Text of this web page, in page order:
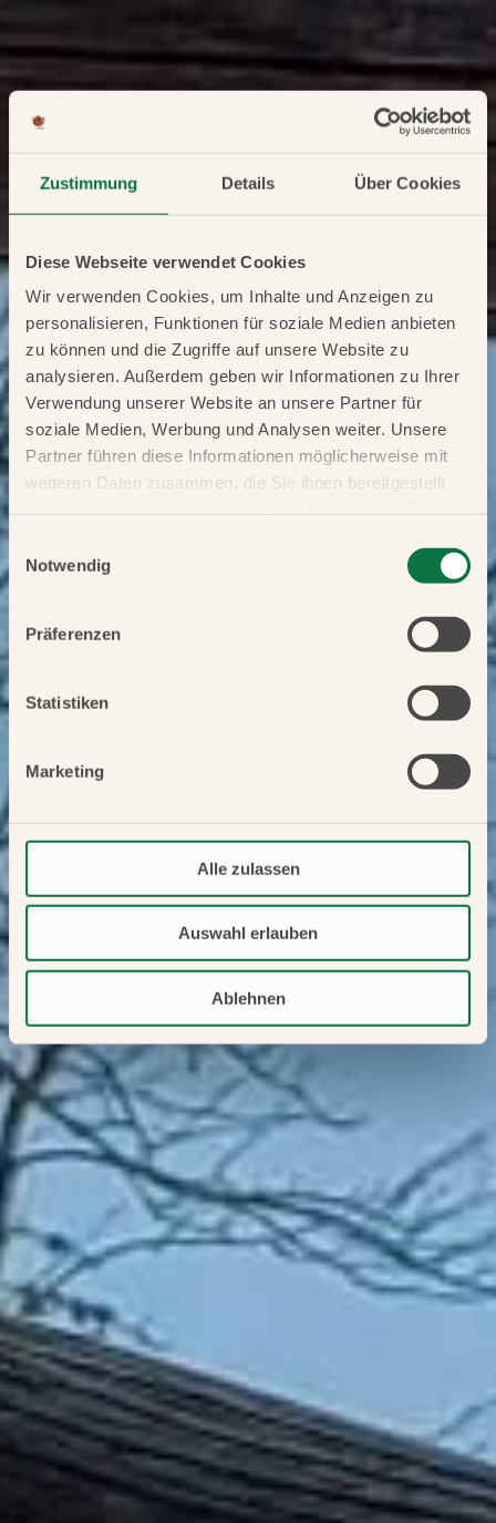
Zustimmung Details Über Cookies
Diese Webseite verwendet Cookies
Wir verwenden Cookies, um Inhalte und Anzeigen zu
personalisieren, Funktionen für soziale Medien anbieten
zu können und die Zugriffe auf unsere Website zu
analysieren. Außerdem geben wir Informationen zu Ihrer
Verwendung unserer Website an unsere Partner für
soziale Medien, Werbung und Analysen weiter. Unsere
Partner führen diese Informationen möglicherweise mit
weiteren Daten zusammen, die Sie ihnen bereitgestellt
Einwilligungsauswahl
Notwendig
Präferenzen
Statistiken
Marketing
Alle zulassen
Auswahl erlauben
Ablehnen